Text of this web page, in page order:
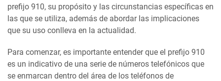
prefijo 910, su propósito y las circunstancias específicas en
las que se utiliza, además de abordar las implicaciones
que su uso conlleva en la actualidad.
Para comenzar, es importante entender que el prefijo 910
es un indicativo de una serie de números telefónicos que
se enmarcan dentro del área de los teléfonos de